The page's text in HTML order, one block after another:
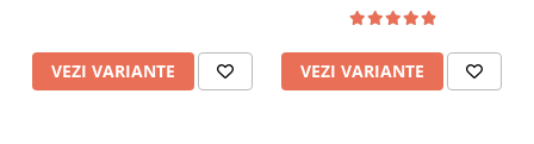
VEZI VARIANTE VEZI VARIANTE